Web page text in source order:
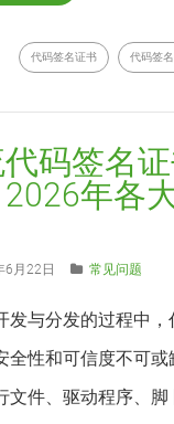
代码签名证书 代码签
码签名
2026年各
6月22日 常见问题
发与分发的过程中
全性和可信度不可
文件、驱动程序、脚